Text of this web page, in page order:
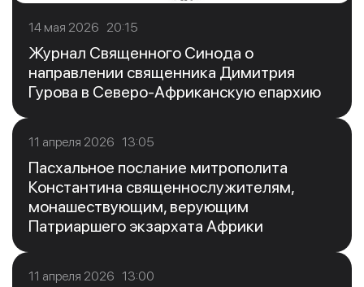
14 мая 2026 20:15
Журнал Священного Синода о
направлении священника Димитрия
Гурова в Северо-Африканскую епархию
11 апреля 2026 13:05
Пасхальное послание митрополита
Константина священнослужителям,
монашествующим, верующим
Патриаршего экзархата Африки
11 апреля 2026 13:00